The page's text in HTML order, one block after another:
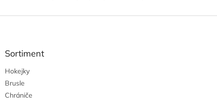
Z
Sortiment
Hokejky
Brusle
Chrániče